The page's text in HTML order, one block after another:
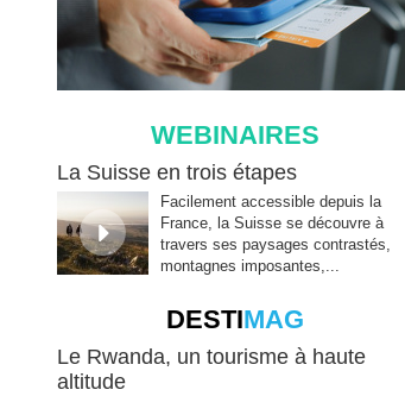
WEBINAIRES
La Suisse en trois étapes
Facilement accessible depuis la
France, la Suisse se découvre à
travers ses paysages contrastés,
montagnes imposantes,...
DESTIMAG
Le Rwanda, un tourisme à haute
altitude